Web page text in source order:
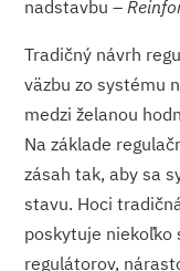
nadstavbu –
Tradičný návrh
väzbu zo systému
medzi želanou
Na základe
zásah tak, aby sa
stavu. Hoci
poskytuje niekoľko
regulátorov,